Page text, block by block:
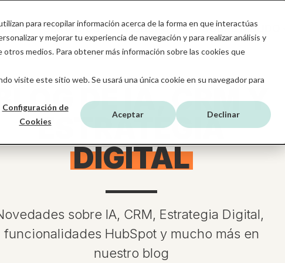
para recopilar información acerca de la forma en que interactúas
y mejorar tu experiencia de navegación y para realizar análisis y
medios. Para obtener más información sobre las cookies que
visite este sitio web. Se usará una única cookie en su navegador para
Configuración de
Cookies
Aceptar Declinar
SERVICIOS HUBSPOT SOBRE MBUDO
DE IA, CRM Y
ESTRATEGIA
DIGITAL
sobre IA, CRM, Estrategia Digital,
funcionalidades HubSpot y mucho más en
nuestro blog